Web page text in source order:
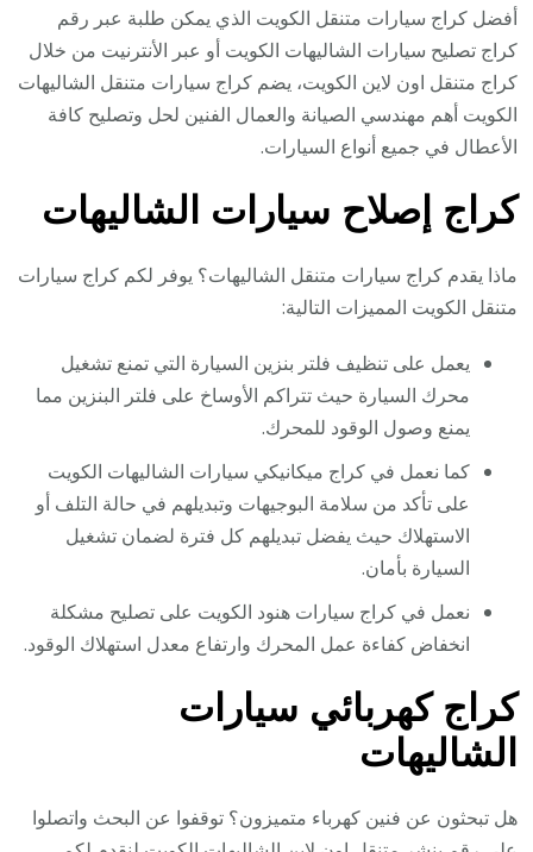
أفضل كراج سيارات متنقل الكويت الذي يمكن طلبة عبر رقم
كراج تصليح سيارات الشاليهات الكويت أو عبر الأنترنيت من خلال
كراج متنقل اون لاين الكويت، يضم كراج سيارات متنقل الشاليهات
الكويت أهم مهندسي الصيانة والعمال الفنين لحل وتصليح كافة
الأعطال في جميع أنواع السيارات.
كراج إصلاح سيارات الشاليهات
ماذا يقدم كراج سيارات متنقل الشاليهات؟ يوفر لكم كراج سيارات
متنقل الكويت المميزات التالية:
يعمل على تنظيف فلتر بنزين السيارة التي تمنع تشغيل
محرك السيارة حيث تتراكم الأوساخ على فلتر البنزين مما
يمنع وصول الوقود للمحرك.
كما نعمل في كراج ميكانيكي سيارات الشاليهات الكويت
على تأكد من سلامة البوجيهات وتبديلهم في حالة التلف أو
الاستهلاك حيث يفضل تبديلهم كل فترة لضمان تشغيل
السيارة بأمان.
نعمل في كراج سيارات هنود الكويت على تصليح مشكلة
انخفاض كفاءة عمل المحرك وارتفاع معدل استهلاك الوقود.
كراج كهربائي سيارات
الشاليهات
هل تبحثون عن فنين كهرباء متميزون؟ توقفوا عن البحث واتصلوا